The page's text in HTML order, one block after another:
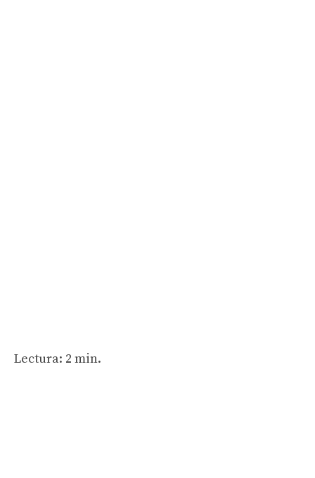
Lectura: 2 min.